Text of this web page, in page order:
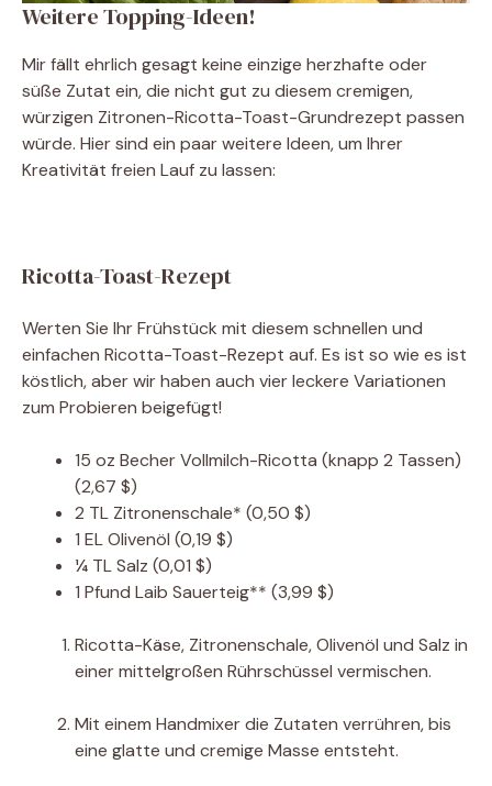
Weitere Topping-Ideen!
Mir fällt ehrlich gesagt keine einzige herzhafte oder
süße Zutat ein, die nicht gut zu diesem cremigen,
würzigen Zitronen-Ricotta-Toast-Grundrezept passen
würde. Hier sind ein paar weitere Ideen, um Ihrer
Kreativität freien Lauf zu lassen:
Ricotta-Toast-Rezept
Werten Sie Ihr Frühstück mit diesem schnellen und
einfachen Ricotta-Toast-Rezept auf. Es ist so wie es ist
köstlich, aber wir haben auch vier leckere Variationen
zum Probieren beigefügt!
15 oz Becher Vollmilch-Ricotta (knapp 2 Tassen)
(2,67 $)
2 TL Zitronenschale* (0,50 $)
1 ELOlivenöl (0,19 $)
¼ TLSalz (0,01 $)
1 Pfund Laib Sauerteig** (3,99 $)
Ricotta-Käse, Zitronenschale, Olivenöl und Salz in
einer mittelgroßen Rührschüssel vermischen.
Mit einem Handmixer die Zutaten verrühren, bis
eine glatte und cremige Masse entsteht.